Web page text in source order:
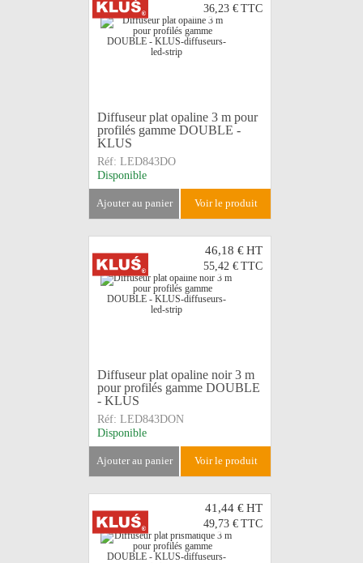
36,23 € TTC
Diffuseur plat opaline 3 m pour
profilés gamme DOUBLE -
KLUS
Réf: LED843DO
Disponible
ajouter au panier voir le produit
46,18 €HT
55,42 € TTC
Diffuseur plat opaline noir 3 m
pour profilés gamme DOUBLE
- KLUS
Réf: LED843DON
Disponible
ajouter au panier voir le produit
41,44 €HT
49,73 € TTC